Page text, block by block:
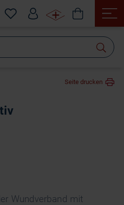
Seite drucken
Wundverband mit
suchen